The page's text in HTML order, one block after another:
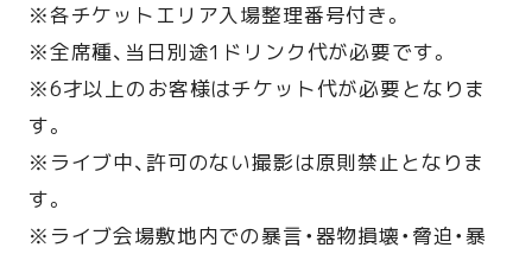
※各チケットエリア入場整理番号付き。
※全席種、当日別途1ドリンク代が必要です。
※6才以上のお客様はチケット代が必要となりま
す。
※ライブ中、許可のない撮影は原則禁止となりま
す。
※ライブ会場敷地内での暴言・器物損壊・脅迫・暴